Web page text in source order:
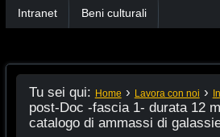
Intranet Beni culturali
Tu sei qui: Home › Lavora con noi ›
post-Doc -fascia 1- durata 12
catalogo di ammassi di